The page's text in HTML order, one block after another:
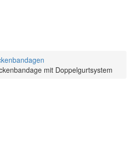
mit Doppelgurtsystem